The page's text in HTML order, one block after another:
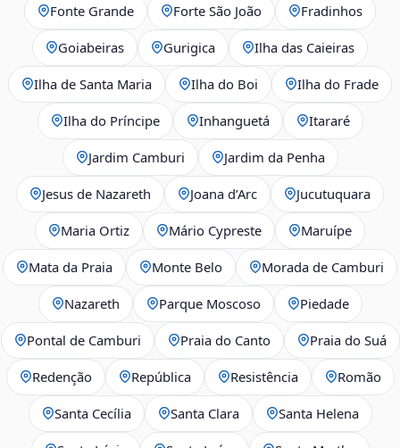
Fonte Grande Forte São João Fradinhos
Goiabeiras Gurigica Ilha das Caieiras
Ilha de Santa Maria Ilha do Boi Ilha do Frade
Ilha do Príncipe Inhanguetá Itararé
Jardim Camburi Jardim da Penha
Jesus de Nazareth Joana d’Arc Jucutuquara
Maria Ortiz Mário Cypreste Maruípe
Mata da Praia Monte Belo Morada de Camburi
Nazareth Parque Moscoso Piedade
Pontal de Camburi Praia do Canto Praia do Suá
Redenção República Resistência Romão
Santa Cecília Santa Clara Santa Helena